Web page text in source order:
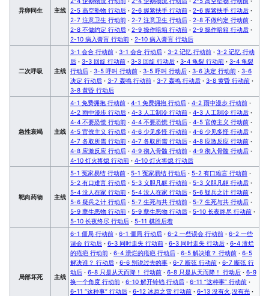
异卵同生 主线
2-5 高空坠物 行动后 · 2-6 握紧扶手 行动前 · 2-6 握紧扶手 行动后 ·
2-7 注意卫生 行动前 · 2-7 注意卫生 行动后 · 2-8 不做约定 行动前 ·
2-8 不做约定 行动后 · 2-9 操作暗箱 行动前 · 2-9 操作暗箱 行动后 ·
2-10 病入膏肓 行动前 · 2-10 病入膏肓 行动后
二次呼吸 主线
3-1 会合 行动前 · 3-1 会合 行动后 · 3-2 记忆 行动前 · 3-2 记忆 行动
后 · 3-3 回旋 行动前 · 3-3 回旋 行动后 · 3-4 龟裂 行动前 · 3-4 龟裂
行动后 · 3-5 呼叫 行动前 · 3-5 呼叫 行动后 · 3-6 决定 行动前 · 3-6
决定 行动后 · 3-7 轰鸣 行动前 · 3-7 轰鸣 行动后 · 3-8 黄昏 行动前 ·
3-8 黄昏 行动后
急性衰竭 主线
4-1 免费拥抱 行动前 · 4-1 免费拥抱 行动后 · 4-2 雨中漫步 行动前 ·
4-2 雨中漫步 行动后 · 4-3 人工制冷 行动前 · 4-3 人工制冷 行动后 ·
4-4 不要恐慌 行动前 · 4-4 不要恐慌 行动后 · 4-5 官僚主义 行动前 ·
4-5 官僚主义 行动后 · 4-6 少见多怪 行动前 · 4-6 少见多怪 行动后 ·
4-7 各取所需 行动前 · 4-7 各取所需 行动后 · 4-8 应激反应 行动前 ·
4-8 应激反应 行动后 · 4-9 彻入骨髓 行动前 · 4-9 彻入骨髓 行动后 ·
4-10 灯火将熄 行动前 · 4-10 灯火将熄 行动后
靶向药物 主线
5-1 冤家易结 行动前 · 5-1 冤家易结 行动后 · 5-2 有口难言 行动前 ·
5-2 有口难言 行动后 · 5-3 义胆凡躯 行动前 · 5-3 义胆凡躯 行动后 ·
5-4 没人在家 行动前 · 5-4 没人在家 行动后 · 5-6 疑兵之计 行动前 ·
5-6 疑兵之计 行动后 · 5-7 生死与共 行动前 · 5-7 生死与共 行动后 ·
5-9 孽生恶物 行动前 · 5-9 孽生恶物 行动后 · 5-10 长夜终尽 行动前 ·
5-10 长夜终尽 行动后 · 5-11 棋胜后着
局部坏死 主线
6-1 僵局 行动前 · 6-1 僵局 行动后 · 6-2 一些误会 行动前 · 6-2 一些
误会 行动后 · 6-3 同时走失 行动前 · 6-3 同时走失 行动后 · 6-4 溃烂
的疮疤 行动前 · 6-4 溃烂的疮疤 行动后 · 6-5 解决谁？ 行动前 · 6-5
解决谁？ 行动后 · 6-6 别说过去的事 · 6-7 断弦 行动前 · 6-7 断弦 行
动后 · 6-8 只是从天而降！ 行动前 · 6-8 只是从天而降！ 行动后 · 6-9
换一个角度 行动前 · 6-10 解开铃铛 行动后 · 6-11 “这种事” 行动前 ·
6-11 “这种事” 行动后 · 6-12 冰原之雪 行动前 · 6-13 没有火,没有光 ·